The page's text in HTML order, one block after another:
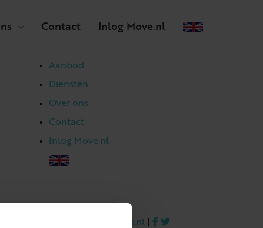
Contact Inlog Move.nl
Aanbod
Diensten
Over ons
Contact
Inlog Move.nl
info@netmakelaars.nl